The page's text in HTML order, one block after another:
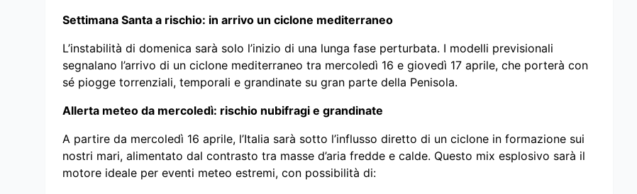
Settimana Santa a rischio: in arrivo un ciclone mediterraneo
L’instabilità di domenica sarà solo l’inizio di una lunga fase perturbata. I modelli previsionali
segnalano l’arrivo di un ciclone mediterraneo tra mercoledì 16 e giovedì 17 aprile, che porterà con
sé piogge torrenziali, temporali e grandinate su gran parte della Penisola.
Allerta meteo da mercoledì: rischio nubifragi e grandinate
A partire da mercoledì 16 aprile, l’Italia sarà sotto l’influsso diretto di un ciclone in formazione sui
nostri mari, alimentato dal contrasto tra masse d’aria fredde e calde. Questo mix esplosivo sarà il
motore ideale per eventi meteo estremi, con possibilità di: